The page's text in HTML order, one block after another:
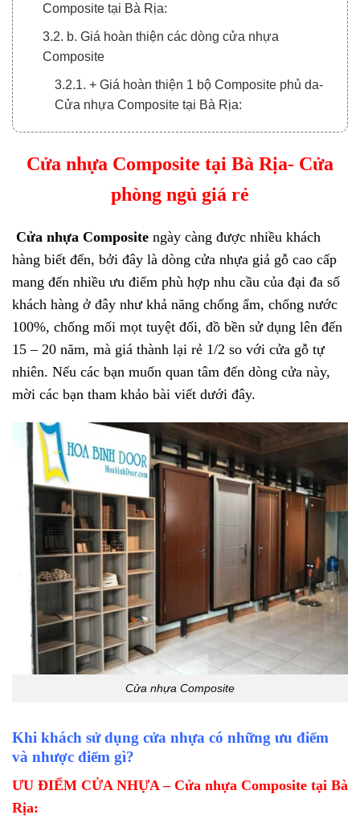
Composite tại Bà Rịa:
3.2. b. Giá hoàn thiện các dòng cửa nhựa
Composite
3.2.1. + Giá hoàn thiện 1 bộ Composite phủ da-
Cửa nhựa Composite tại Bà Rịa:
3.2.2. + Giá hoàn thiện 1 bộ Composite sơn PU
3.2.3. + Giá hoàn thiện 1 bộ Composite LX
4. MỘT SỐ MẪU THỰC TẾ – Cửa nhựa
Composite tại Bà Rịa:
5. Hướng Dẫn Cách Lắp Cửa Nhựa Composite
Đúng Chuẩn:
Cửa nhựa Composite tại Bà Rịa- Cửa
phòng ngủ giá rẻ
Cửa nhựa Composite ngày càng được nhiều khách
hàng biết đến, bởi đây là dòng cửa nhựa giả gỗ cao cấp
mang đến nhiều ưu điểm phù hợp nhu cầu của đại đa số
khách hàng ở đây như khả năng chống ẩm, chống nước
100%, chống mối mọt tuyệt đối, đồ bền sử dụng lên đến
15 – 20 năm, mà giá thành lại rẻ 1/2 so với cửa gỗ tự
nhiên. Nếu các bạn muốn quan tâm đến dòng cửa này,
mời các bạn tham khảo bài viết dưới đây.
Cửa nhựa Composite
Khi khách sử dụng cửa nhựa có những ưu điểm
và nhược điểm gì?
ƯU ĐIỂM CỬA NHỰA – Cửa nhựa Composite tại Bà
Rịa: